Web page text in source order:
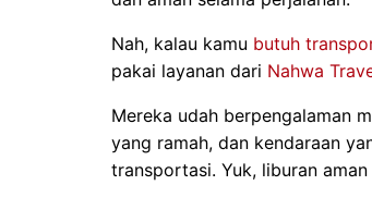
Nah, kalau kamu butuh
pakai layanan dari Nahwa
Mereka udah berpengalaman
yang ramah, dan kendaraan
transportasi. Yuk, liburan